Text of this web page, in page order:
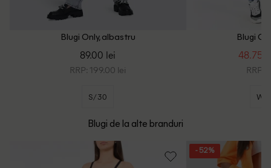
Blugi Only, albastru
89.00 lei
RRP: 199.00 lei
S/30
Blugi
48.75
RRP:
Blugi de la alte branduri
- 52%